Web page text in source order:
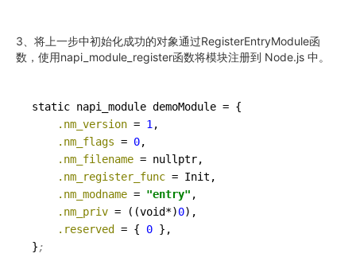
3、将上一步中初始化成功的对象通过RegisterEntryModule函
数，使用napi_module_register函数将模块注册到 Node.js 中。
    .nm_version
= 1
    .nm_flags
= 0
    .nm_filename
    .nm_register_func
    .nm_modname
= "entry"
    .nm_priv
= ((void*)0
    .reserved
= { 0 },
};